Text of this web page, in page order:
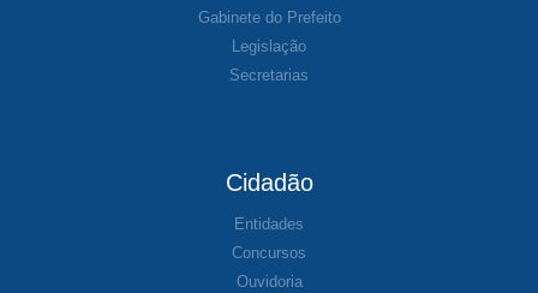
Gabinete do Prefeito
Legislação
Secretarias
Cidadão
Entidades
Concursos
Ouvidoria